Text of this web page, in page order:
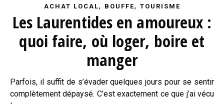
ACHAT LOCAL, BOUFFE, TOURISME
Les Laurentides en amoureux :
quoi faire, où loger, boire et
manger
Parfois, il suffit de s’évader quelques jours pour se sentir
complètement dépaysé. C’est exactement ce que j’ai vécu